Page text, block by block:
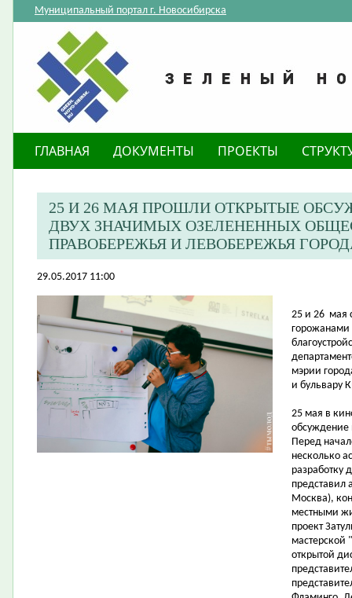
Муниципальный портал г. Новосибирска
ГЛАВНАЯ ДОКУМЕНТЫ ПРОЕКТЫ
25 И 26 МАЯ ПРОШЛИ ОТКРЫТЫЕ
ДВУХ ЗНАЧИМЫХ ОЗЕЛЕНЕННЫХ
ПРАВОБЕРЕЖЬЯ И ЛЕВОБЕРЕЖЬЯ
29.05.2017 11:00
25 и 26 мая
горожанами
мэрии
и бульвару
25 мая в
обсуждение
Перед
несколько
разработку
представил
Москва),
местными
проект
мастерской
открытой